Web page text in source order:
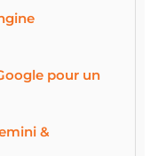
pour un
&